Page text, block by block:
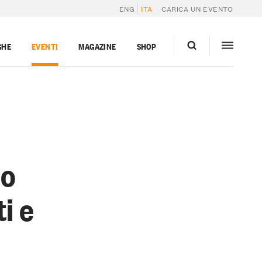
ENG ITA CARICA UN EVENTO
EVENTI MAGAZINE SHOP
e